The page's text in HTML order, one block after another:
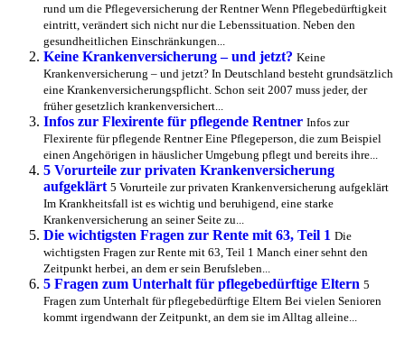
rund um die Pflegeversicherung der Rentner Wenn Pflegebedürftigkeit
eintritt, verändert sich nicht nur die Lebenssituation. Neben den
gesundheitlichen Einschränkungen...
Keine Krankenversicherung – und jetzt? Keine
Krankenversicherung – und jetzt? In Deutschland besteht grundsätzlich
eine Krankenversicherungspflicht. Schon seit 2007 muss jeder, der
früher gesetzlich krankenversichert...
Infos zur Flexirente für pflegende Rentner Infos zur
Flexirente für pflegende Rentner Eine Pflegeperson, die zum Beispiel
einen Angehörigen in häuslicher Umgebung pflegt und bereits ihre...
5 Vorurteile zur privaten Krankenversicherung
aufgeklärt 5 Vorurteile zur privaten Krankenversicherung aufgeklärt
Im Krankheitsfall ist es wichtig und beruhigend, eine starke
Krankenversicherung an seiner Seite zu...
Die wichtigsten Fragen zur Rente mit 63, Teil 1 Die
wichtigsten Fragen zur Rente mit 63, Teil 1 Manch einer sehnt den
Zeitpunkt herbei, an dem er sein Berufsleben...
5 Fragen zum Unterhalt für pflegebedürftige Eltern 5
Fragen zum Unterhalt für pflegebedürftige Eltern Bei vielen Senioren
kommt irgendwann der Zeitpunkt, an dem sie im Alltag alleine...